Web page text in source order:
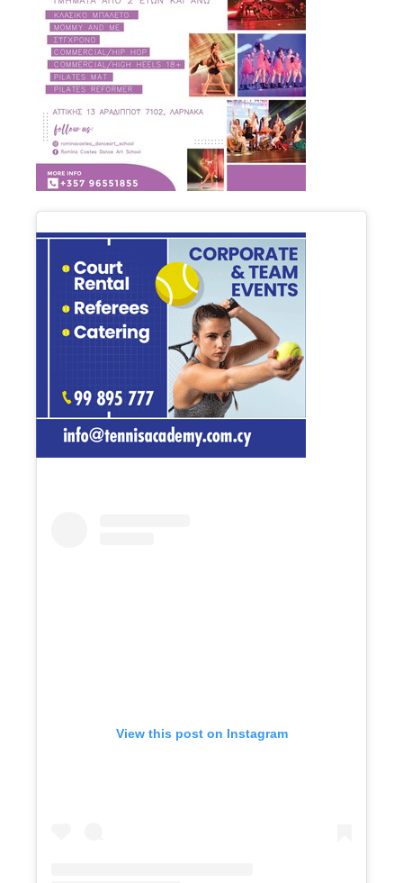
View this post on Instagram